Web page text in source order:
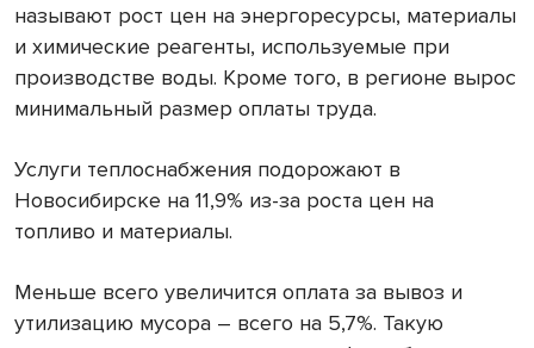
называют рост цен на энергоресурсы, материалы
и химические реагенты, используемые при
производстве воды. Кроме того, в регионе вырос
минимальный размер оплаты труда.
Услуги теплоснабжения подорожают в
Новосибирске на 11,9% из-за роста цен на
топливо и материалы.
Меньше всего увеличится оплата за вывоз и
утилизацию мусора – всего на 5,7%. Такую